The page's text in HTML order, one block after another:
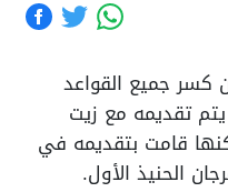
جميع القواعد
يتم تقديمه مع زيت
قامت بتقديمه في
الحنيذ الأول.